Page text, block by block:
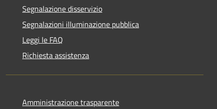
Segnalazione disservizio
Segnalazioni illuminazione pubblica
Leggi le FAQ
Richiesta assistenza
Amministrazione trasparente